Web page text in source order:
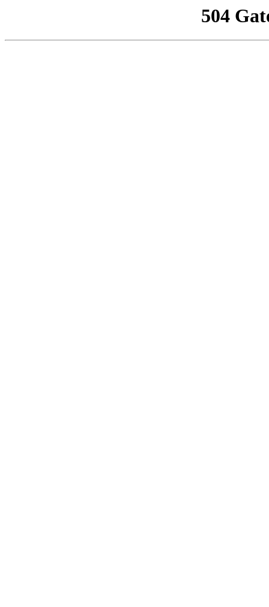
504